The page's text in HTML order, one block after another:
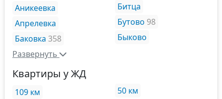
Аникеевка
Апрелевка
Баковка 358
Битца
Бутово 98
Быково
Развернуть
Квартиры у ЖД
109 км
50 км